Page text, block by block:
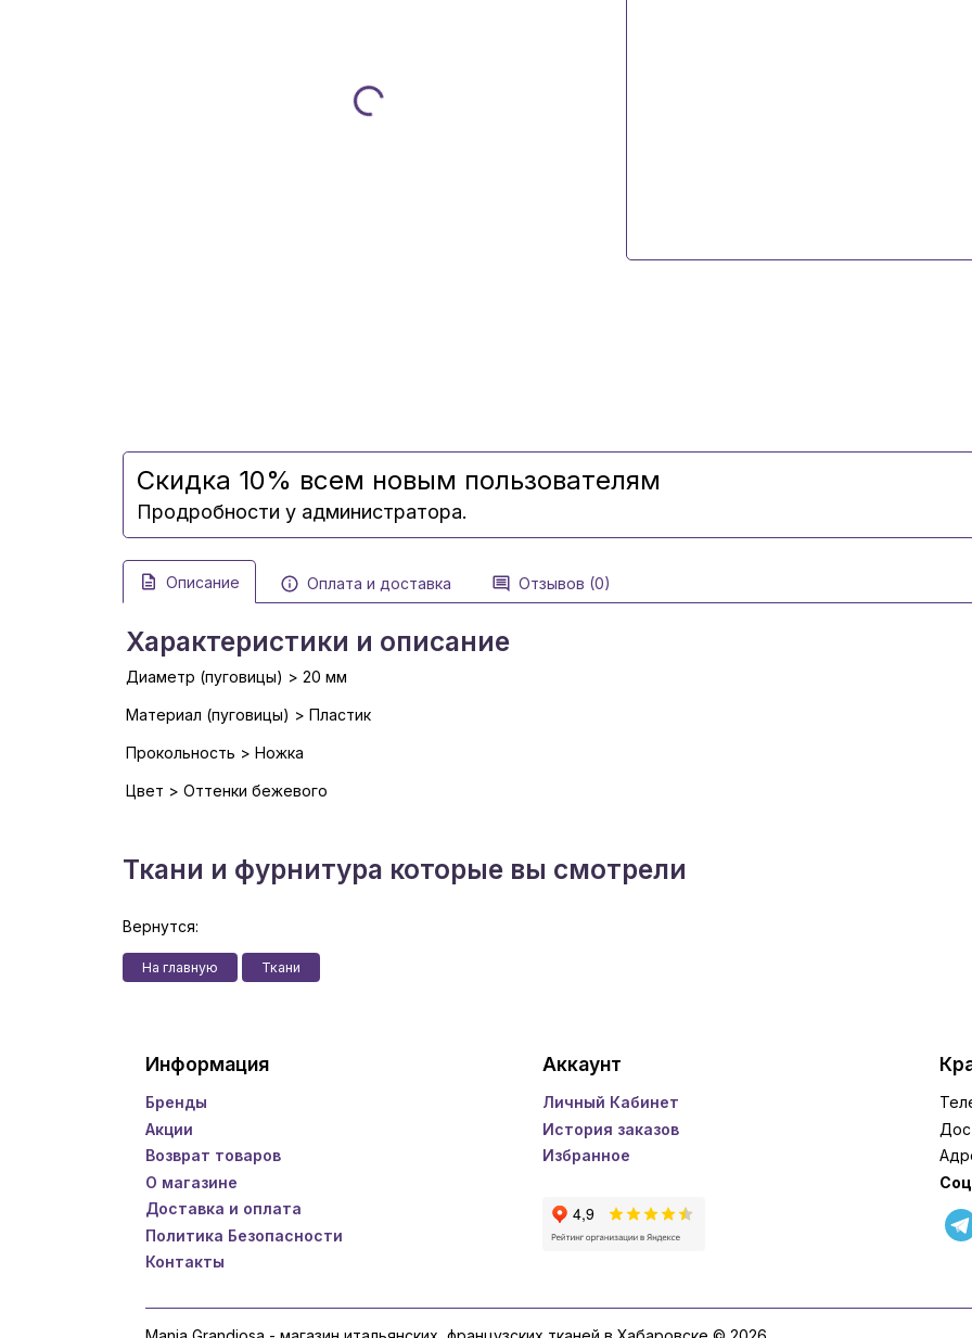
Скидка 10% всем новым пользователям
Продробности у администратора.
Описание Оплата и доставка Отзывов (0)
Характеристики и описание
Диаметр (пуговицы) > 20 мм
Материал (пуговицы) > Пластик
Прокольность > Ножка
Цвет > Оттенки бежевого
Ткани и фурнитура которые вы смотрели
Вернутся:
На главную Ткани
Информация
Бренды
Акции
Возврат товаров
О магазине
Доставка и оплата
Политика Безопасности
Контакты
Аккаунт
Личный Кабинет
История заказов
Избранное